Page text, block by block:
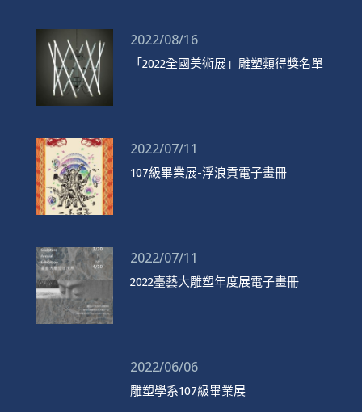
2022/08/16
「2022全國美術展」雕塑類得獎名單
2022/07/11
107級畢業展-浮浪貢電子畫冊
2022/07/11
2022臺藝大雕塑年度展電子畫冊
2022/06/06
雕塑學系107級畢業展